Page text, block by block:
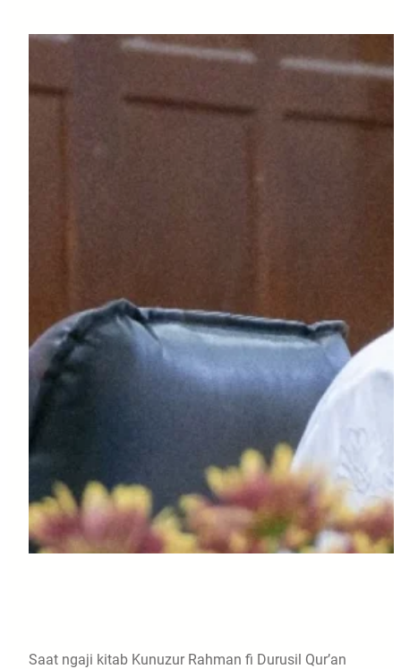
Saat ngaji kitab Kunuzur Rahman fi Durusil Qur’an